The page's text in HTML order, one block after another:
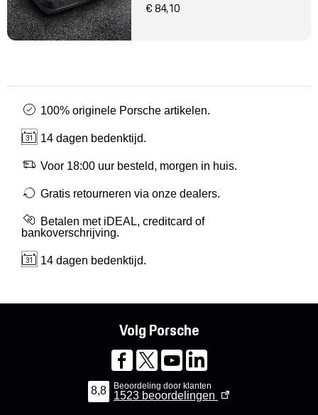
€ 84,10
100% originele Porsche artikelen.
14 dagen bedenktijd.
Voor 18:00 uur besteld, morgen in huis.
Gratis retourneren via onze dealers.
Betalen met iDEAL, creditcard of
bankoverschrijving.
14 dagen bedenktijd.
Volg Porsche
8,8 Beoordeling door klanten
1523 beoordelingen